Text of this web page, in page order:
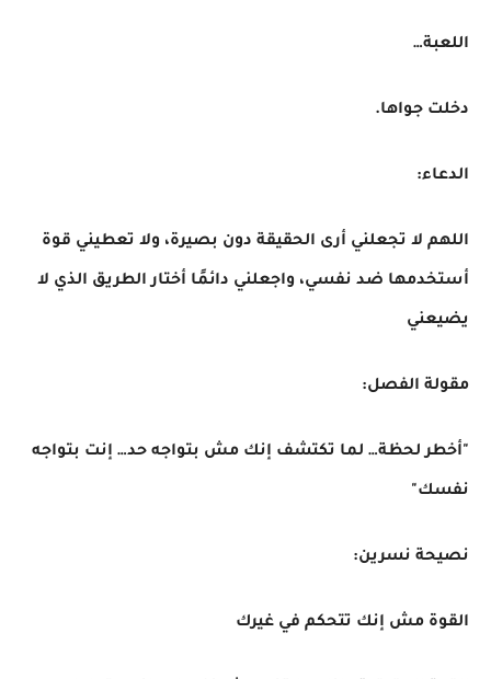
اللعبة…
دخلت جواها.
الدعاء:
اللهم لا تجعلني أرى الحقيقة دون بصيرة، ولا تعطيني قوة
أستخدمها ضد نفسي، واجعلني دائمًا أختار الطريق الذي لا
يضيعني
مقولة الفصل:
"أخطر لحظة… لما تكتشف إنك مش بتواجه حد… إنت بتواجه
نفسك"
نصيحة نسرين:
القوة مش إنك تتحكم في غيرك